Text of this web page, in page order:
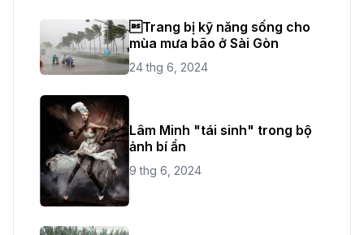
Trang bị kỹ năng sống cho
mùa mưa bão ở Sài Gòn
24 thg 6, 2024
Lâm Minh "tái sinh" trong bộ
ảnh bí ẩn
9 thg 6, 2024